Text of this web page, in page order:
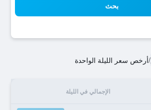
بحث
/أرخص سعر الليلة الواحدة
الإجمالي في الليلة